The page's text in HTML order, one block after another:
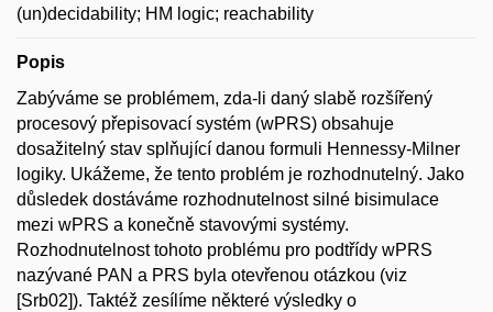
(un)decidability; HM logic; reachability
Popis
Zabýváme se problémem, zda-li daný slabě rozšířený
procesový přepisovací systém (wPRS) obsahuje
dosažitelný stav splňující danou formuli Hennessy-Milner
logiky. Ukážeme, že tento problém je rozhodnutelný. Jako
důsledek dostáváme rozhodnutelnost silné bisimulace
mezi wPRS a konečně stavovými systémy.
Rozhodnutelnost tohoto problému pro podtřídy wPRS
nazývané PAN a PRS byla otevřenou otázkou (viz
[Srb02]). Taktéž zesílíme některé výsledky o